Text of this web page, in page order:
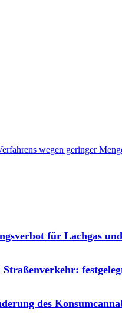
wegen geringer
für Lachgas
des